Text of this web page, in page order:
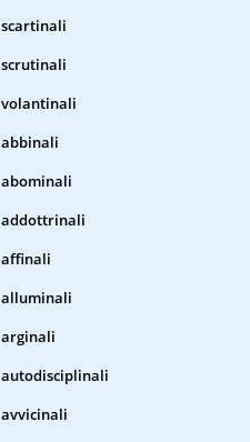
scartinali
scrutinali
volantinali
abbinali
abominali
addottrinali
affinali
alluminali
arginali
autodisciplinali
avvicinali